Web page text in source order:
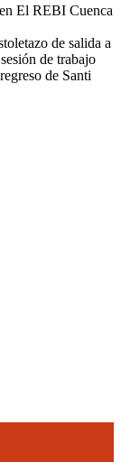
en El REBI Cuenca
de salida a
de trabajo
de Santi